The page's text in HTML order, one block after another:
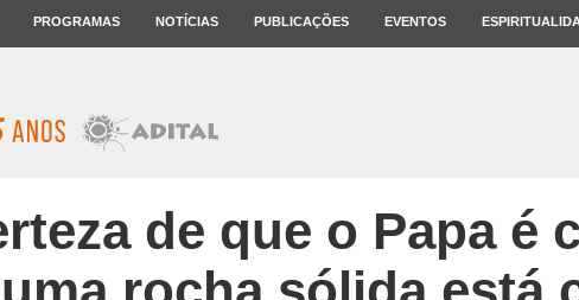
PROGRAMAS NOTÍCIAS PUBLICAÇÕES EVENTOS
de que o Papa é